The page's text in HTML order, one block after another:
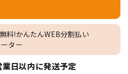
料!かんたんWEB分割払い
ター
日以内に発送予定